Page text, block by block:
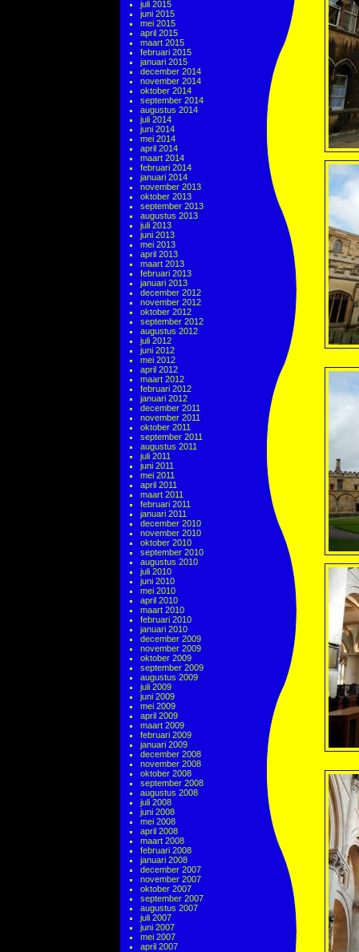
juli 2015
juni 2015
mei 2015
april 2015
maart 2015
februari 2015
januari 2015
december 2014
november 2014
oktober 2014
september 2014
augustus 2014
juli 2014
juni 2014
mei 2014
april 2014
maart 2014
februari 2014
januari 2014
november 2013
oktober 2013
september 2013
augustus 2013
juli 2013
juni 2013
mei 2013
april 2013
maart 2013
februari 2013
januari 2013
december 2012
november 2012
oktober 2012
september 2012
augustus 2012
juli 2012
juni 2012
mei 2012
april 2012
maart 2012
februari 2012
januari 2012
december 2011
november 2011
oktober 2011
september 2011
augustus 2011
juli 2011
juni 2011
mei 2011
april 2011
maart 2011
februari 2011
januari 2011
december 2010
november 2010
oktober 2010
september 2010
augustus 2010
juli 2010
juni 2010
mei 2010
april 2010
maart 2010
februari 2010
januari 2010
december 2009
november 2009
oktober 2009
september 2009
augustus 2009
juli 2009
juni 2009
mei 2009
april 2009
maart 2009
februari 2009
januari 2009
december 2008
november 2008
oktober 2008
september 2008
augustus 2008
juli 2008
juni 2008
mei 2008
april 2008
maart 2008
februari 2008
januari 2008
december 2007
november 2007
oktober 2007
september 2007
augustus 2007
juli 2007
juni 2007
mei 2007
april 2007